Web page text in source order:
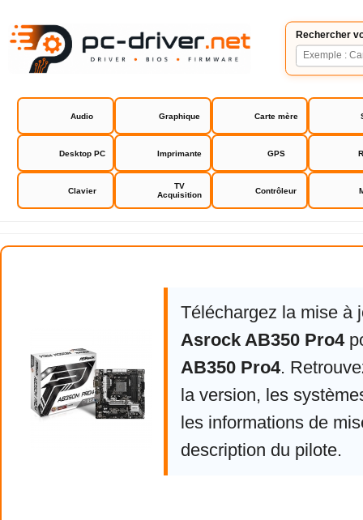
Rechercher
Audio Graphique Carte mère
Desktop PC Imprimante GPS
Clavier
TV
Acquisition
Contrôleur
Asrock AB350 Pro4
Téléchargez la mise à
Asrock AB350 Pro4
AB350 Pro4.
la version, les
les informations de
description du pilote.